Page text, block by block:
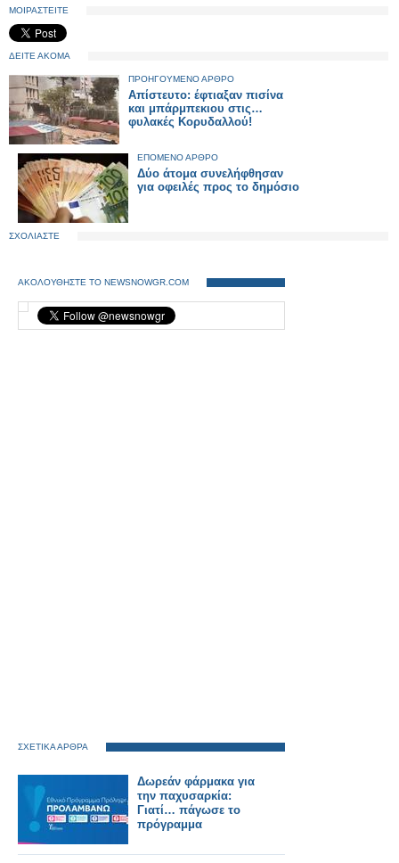
ΜΟΙΡΑΣΤΕΙΤΕ
ΔΕΙΤΕ ΑΚΟΜΑ
ΠΡΟΗΓΟΥΜΕΝΟ ΑΡΘΡΟ
Απίστευτο: έφτιαξαν πισίνα
και μπάρμπεκιου στις…
φυλακές Κορυδαλλού!
ΕΠΟΜΕΝΟ ΑΡΘΡΟ
Δύο άτομα συνελήφθησαν
για οφειλές προς το δημόσιο
ΣΧΟΛΙΑΣΤΕ
ΑΚΟΛΟΥΘΗΣΤΕ ΤΟ NEWSNOWGR.COM
ΣΧΕΤΙΚΑ ΑΡΘΡΑ
Δωρεάν φάρμακα για
την παχυσαρκία:
Γιατί… πάγωσε το
πρόγραμμα